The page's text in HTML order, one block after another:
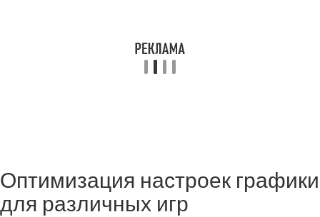
Оптимизация настроек графики
для различных игр